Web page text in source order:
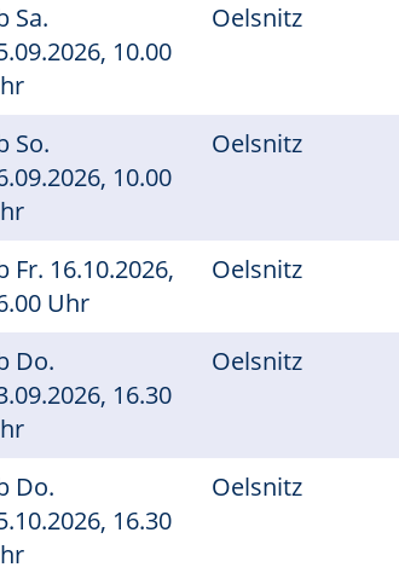
Sa.
10.00
Oelsnitz
So.
10.00
Oelsnitz
Fr. 16.10.2026,
Uhr
Oelsnitz
Do.
16.30
Oelsnitz
Do.
16.30
Oelsnitz